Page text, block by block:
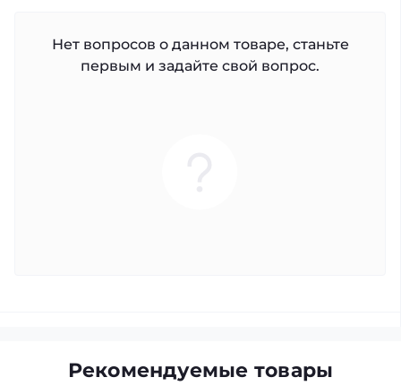
Нет вопросов о данном товаре, станьте
первым и задайте свой вопрос.
Рекомендуемые товары